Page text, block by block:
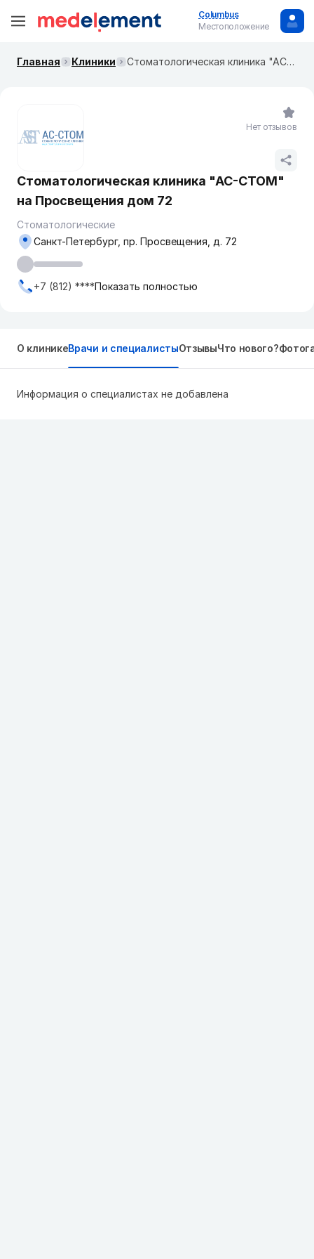
Columbus
Местоположение
Главная Клиники Стоматологическая клиника "АС-СТОМ" на Просвещения дом 72
Стоматологическая клиника "АС-СТОМ"
на Просвещения дом 72
Стоматологические
Санкт-Петербург, пр. Просвещения, д. 72
+7 (812) ****Показать полностью
Нет отзывов
О клиникеВрачи и специалистыОтзывыЧто нового?
Информация о специалистах не добавлена